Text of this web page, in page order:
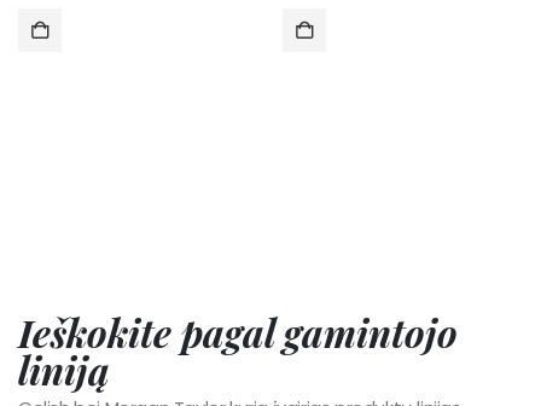
Ieškokite pagal gamintojo
liniją